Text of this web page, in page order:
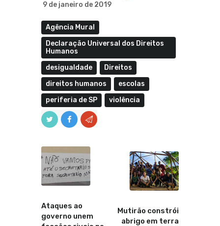
9 de janeiro de 2019
Agência Mural
Declaração Universal dos Direitos
Humanos
desigualdade
Direitos
direitos humanos
escolas
periferia de SP
violência
Ataques ao
governo unem
Mutirão constrói
abrigo em terra